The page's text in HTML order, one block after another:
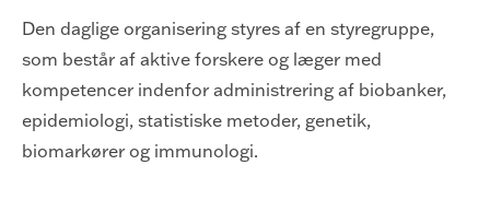
Den daglige organisering styres af en styregruppe,
som består af aktive forskere og læger med
kompetencer indenfor administrering af biobanker,
epidemiologi, statistiske metoder, genetik,
biomarkører og immunologi.